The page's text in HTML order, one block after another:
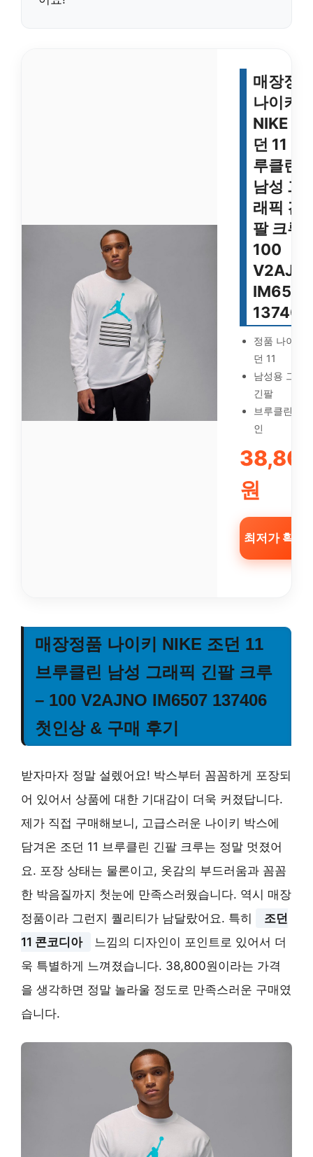
매장정
나이키
NIKE 조
던 11 브
루클린
남성 그
래픽 긴
팔 크루 –
100
IM6507
137406
정품 나이키
던 11
남성용 그래
긴팔
브루클린 디
인
원
최저가 확인
매장정품 나이키 NIKE 조던 11
브루클린 남성 그래픽 긴팔 크루
– 100 V2AJNO IM6507 137406
첫인상 & 구매 후기
받자마자 정말 설렜어요! 박스부터 꼼꼼하게 포장되
어 있어서 상품에 대한 기대감이 더욱 커졌답니다.
제가 직접 구매해보니, 고급스러운 나이키 박스에
담겨온 조던 11 브루클린 긴팔 크루는 정말 멋졌어
요. 포장 상태는 물론이고, 옷감의 부드러움과 꼼꼼
한 박음질까지 첫눈에 만족스러웠습니다. 역시 매장
정품이라 그런지 퀄리티가 남달랐어요. 특히
조던
11 콘코디아
느낌의 디자인이 포인트로 있어서 더
욱 특별하게 느껴졌습니다. 38,800원이라는 가격
을 생각하면 정말 놀라울 정도로 만족스러운 구매였
습니다.